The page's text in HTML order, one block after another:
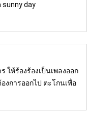
sunny day
ให้ร้องร้องเป็นเพลงออก
งการออกไป ตะโกนเพื่อ